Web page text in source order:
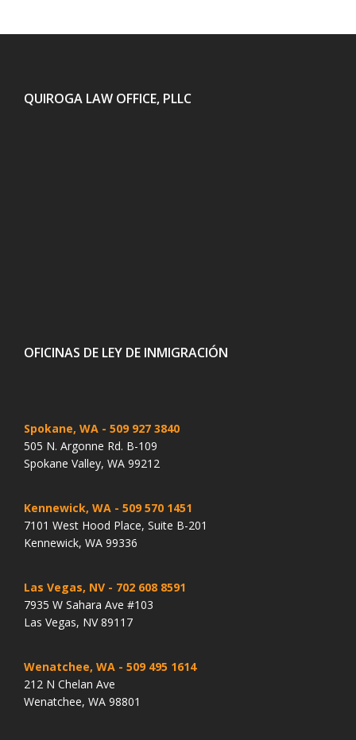
QUIROGA LAW OFFICE, PLLC
OFICINAS DE LEY DE INMIGRACIÓN
Spokane, WA - 509 927 3840
505 N. Argonne Rd. B-109
Spokane Valley, WA 99212
Kennewick, WA - 509 570 1451
7101 West Hood Place, Suite B-201
Kennewick, WA 99336
Las Vegas, NV - 702 608 8591
7935 W Sahara Ave #103
Las Vegas, NV 89117
Wenatchee, WA - 509 495 1614
212 N Chelan Ave
Wenatchee, WA 98801